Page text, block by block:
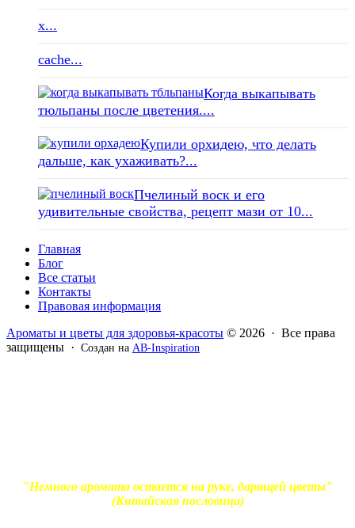
x...
cache...
Когда выкапывать
тюльпаны после цветения....
Купили орхидею, что делать
дальше, как ухаживать?...
Пчелиный воск и его
удивительные свойства, рецепт мази от 10...
Главная
Блог
Все статьи
Контакты
Правовая информация
Ароматы и цветы для здоровья-красоты © 2026 · Все права
защищены · Создан на AB-Inspiration
"Немного аромата остается на руке, дарящей цветы"
(Китайская пословица)